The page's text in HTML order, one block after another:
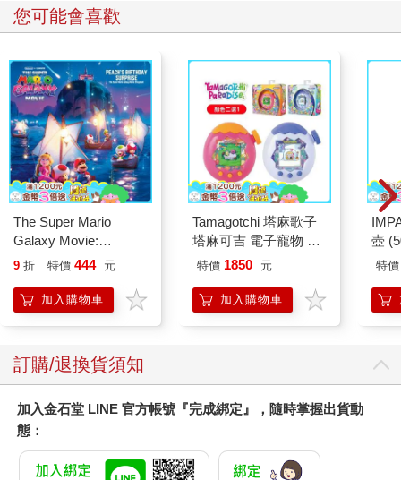
您可能會喜歡
The Super Mario
Galaxy Movie:
Peach`s Birthday
Mario Galaxy Movie
Storybook
9 折 特價 444 元
加入購物車
Tamagotchi 塔麻歌子
塔麻可吉 電子寵物 樂
園系列（熱帶橙果／極
特價 1850 元
加入購物車
壺
特價
訂購/退換貨須知
加入金石堂 LINE 官方帳號『完成綁定』，隨時掌握出貨動
態：